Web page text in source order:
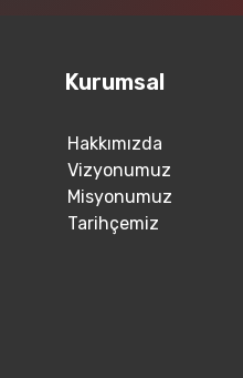
Kurumsal
Hakkımızda
Vizyonumuz
Misyonumuz
Tarihçemiz